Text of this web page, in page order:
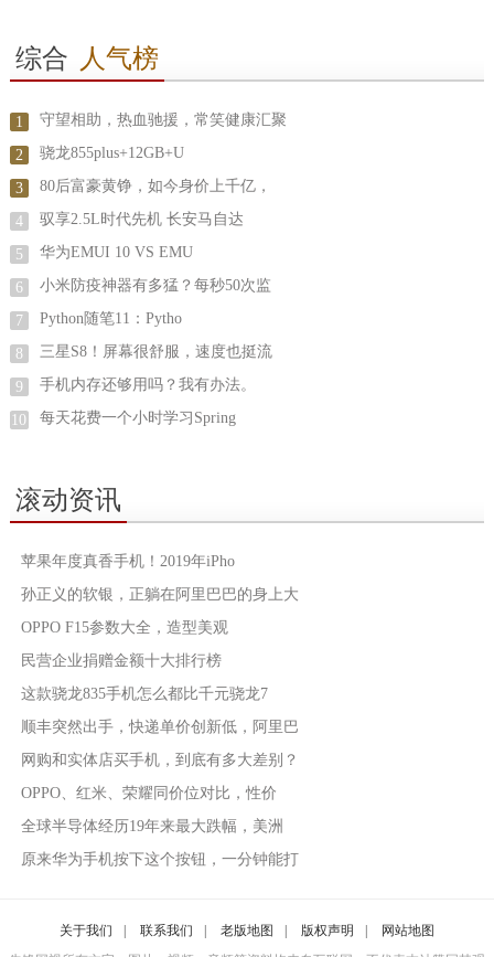
综合 人气榜
1 守望相助，热血驰援，常笑健康汇聚
2 骁龙855plus+12GB+U
3 80后富豪黄铮，如今身价上千亿，
4 驭享2.5L时代先机 长安马自达
5 华为EMUI 10 VS EMU
6 小米防疫神器有多猛？每秒50次监
7 Python随笔11：Pytho
8 三星S8！屏幕很舒服，速度也挺流
9 手机内存还够用吗？我有办法。
10 每天花费一个小时学习Spring
滚动资讯
苹果年度真香手机！2019年iPho
孙正义的软银，正躺在阿里巴巴的身上大
OPPO F15参数大全，造型美观
民营企业捐赠金额十大排行榜
这款骁龙835手机怎么都比千元骁龙7
顺丰突然出手，快递单价创新低，阿里巴
网购和实体店买手机，到底有多大差别？
OPPO、红米、荣耀同价位对比，性价
全球半导体经历19年来最大跌幅，美洲
原来华为手机按下这个按钮，一分钟能打
关于我们 联系我们 老版地图 版权声明
网站地图